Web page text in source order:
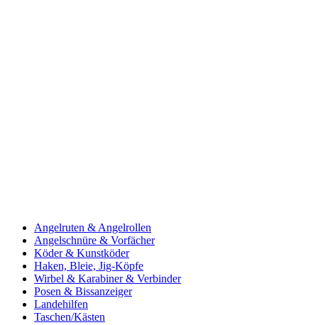
Angelruten & Angelrollen
Angelschnüre & Vorfächer
Köder & Kunstköder
Haken, Bleie, Jig-Köpfe
Wirbel & Karabiner & Verbinder
Posen & Bissanzeiger
Landehilfen
Taschen/Kästen